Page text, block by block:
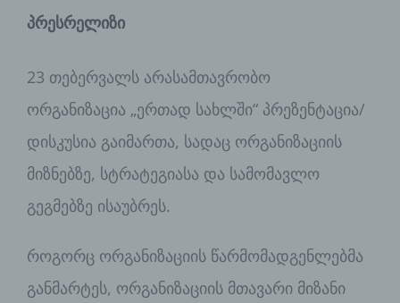
პრესრელიზი
23 თებერვალს არასამთავრობო
ორგანიზაცია „ერთად სახლში“ პრეზენტაცია/
დისკუსია გაიმართა, სადაც ორგანიზაციის
მიზნებზე, სტრატეგიასა და სამომავლო
გეგმებზე ისაუბრეს.
როგორც ორგანიზაციის წარმომადგენლებმა
განმარტეს, ორგანიზაციის მთავარი მიზანი